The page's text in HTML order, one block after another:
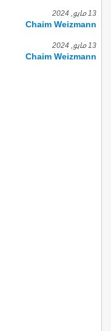
13 مايو, 2024
Chaim Weizmann
13 مايو, 2024
Chaim Weizmann